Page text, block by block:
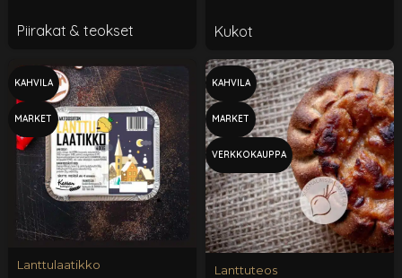
Piirakat & teokset Kukot
KAHVILA
MARKET
Lanttulaatikko
KAHVILA
MARKET
VERKKOKAUPPA
Lanttuteos